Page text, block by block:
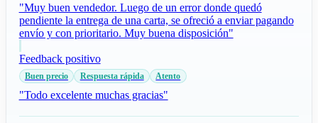
"Muy buen vendedor. Luego de un error donde quedó
pendiente la entrega de una carta, se ofreció a enviar pagando
envío y con prioritario. Muy buena disposición"
Feedback positivo
Buen precio Respuesta rápida Atento
"Todo excelente muchas gracias"